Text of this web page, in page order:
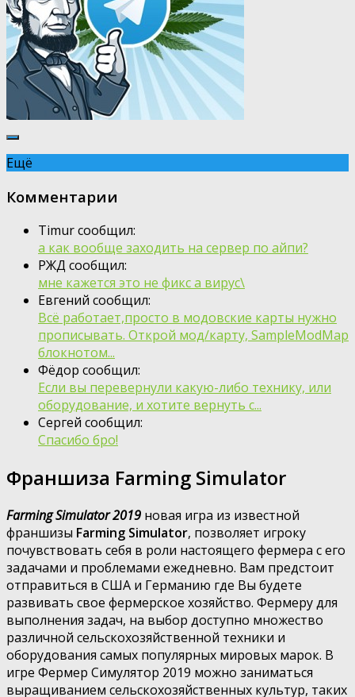
Ещё
Комментарии
Timur сообщил:
а как вообще заходить на сервер по айпи?
РЖД сообщил:
мне кажется это не фикс а вирус\
Евгений сообщил:
Всё работает,просто в модовские карты нужно
прописывать. Открой мод/карту, SampleModMap
блокнотом...
Фёдор сообщил:
Если вы перевернули какую-либо технику, или
оборудование, и хотите вернуть с...
Сергей сообщил:
Спасибо бро!
Франшиза Farming Simulator
Farming Simulator 2019 новая игра из известной
франшизы Farming Simulator, позволяет игроку
почувствовать себя в роли настоящего фермера с его
задачами и проблемами ежедневно. Вам предстоит
отправиться в США и Германию где Вы будете
развивать свое фермерское хозяйство. Фермеру для
выполнения задач, на выбор доступно множество
различной сельскохозяйственной техники и
оборудования самых популярных мировых марок. В
игре Фермер Симулятор 2019 можно заниматься
выращиванием сельскохозяйственных культур, таких